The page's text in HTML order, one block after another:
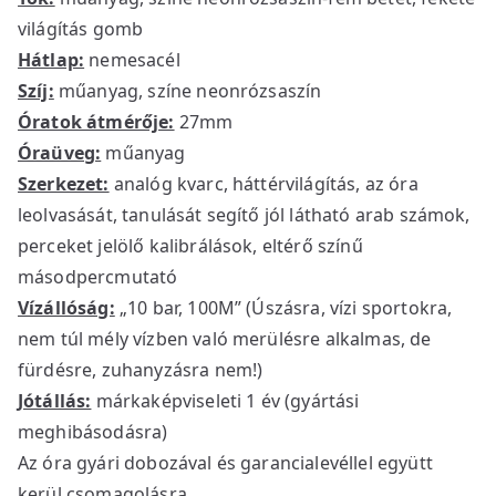
világítás gomb
Hátlap: nemesacél
Szíj: műanyag, színe neonrózsaszín
Óratok átmérője: 27mm
Óraüveg: műanyag
Szerkezet: analóg kvarc, háttérvilágítás, az óra
leolvasását, tanulását segítő jól látható arab számok,
perceket jelölő kalibrálások, eltérő színű
másodpercmutató
Vízállóság: „10 bar, 100M” (Úszásra, vízi sportokra,
nem túl mély vízben való merülésre alkalmas, de
fürdésre, zuhanyzásra nem!)
Jótállás: márkaképviseleti 1 év (gyártási
meghibásodásra)
Az óra gyári dobozával és garancialevéllel együtt